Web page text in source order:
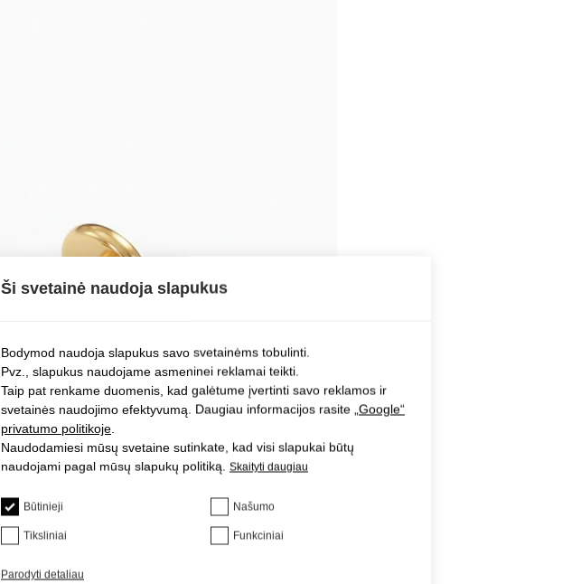
Ši svetainė naudoja slapukus
Bodymod naudoja slapukus savo svetainėms tobulinti.
Pvz., slapukus naudojame asmeninei reklamai teikti.
Taip pat renkame duomenis, kad galėtume įvertinti savo reklamos ir
svetainės naudojimo efektyvumą. Daugiau informacijos rasite „Google“
privatumo politikoje
Naudodamiesi mūsų svetaine sutinkate, kad visi slapukai būtų
naudojami pagal mūsų slapukų politiką. Skaityti daugiau
Būtinieji Našumo
Tiksliniai Funkciniai
Parodyti detaliau